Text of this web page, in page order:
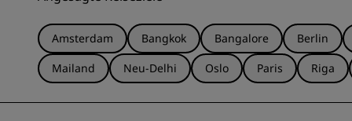
Amsterdam Bangkok Bangalore Berlin
Mailand
Neu-Delhi Oslo Paris Riga